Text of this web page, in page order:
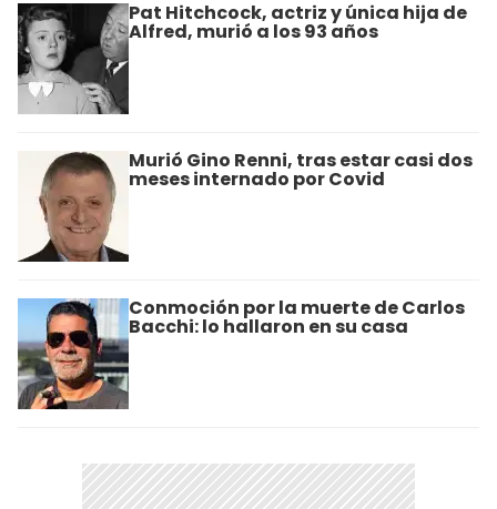
Pat Hitchcock, actriz y única hija de
Alfred, murió a los 93 años
Murió Gino Renni, tras estar casi dos
meses internado por Covid
Conmoción por la muerte de Carlos
Bacchi: lo hallaron en su casa